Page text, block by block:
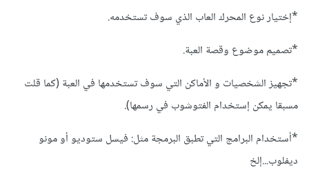
*إختيار نوع المحرك العاب الذي سوف تستخدمه.
*تصميم موضوع وقصة العبة.
*تجهيز الشخصيات و الأماكن التي سوف تستخدمها في العبة (كما قلت
مسبقا يمكن إستخدام الفتوشوب في رسمها).
*أستخدام البرامج التي تطبق البرمجة مثل: فيسل ستوديو أو مونو
ديفلوب...إلخ